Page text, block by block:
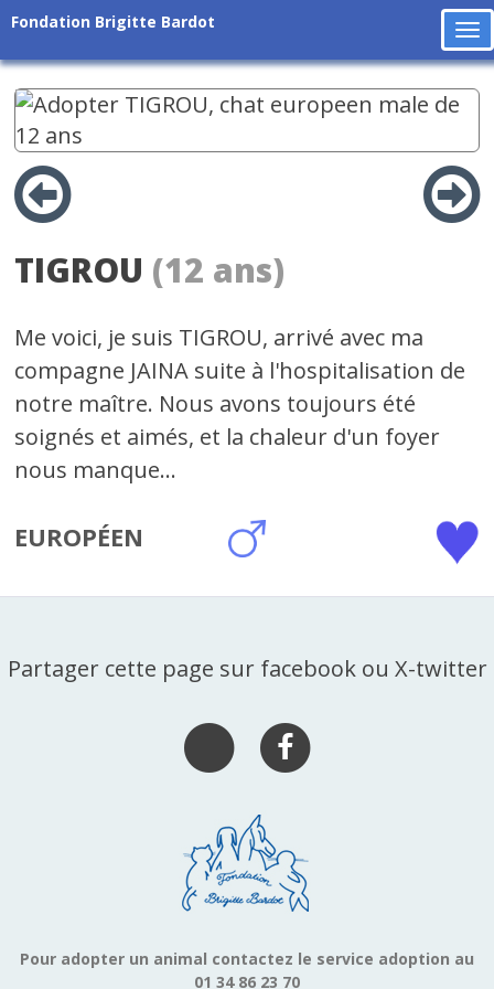
Fondation Brigitte Bardot
TIGROU (12 ans)
Me voici, je suis TIGROU, arrivé avec ma
compagne JAINA suite à l'hospitalisation de
notre maître. Nous avons toujours été
soignés et aimés, et la chaleur d'un foyer
nous manque...
EUROPÉEN
Partager cette page sur facebook ou X-twitter
Pour adopter un animal contactez le service adoption au
01 34 86 23 70